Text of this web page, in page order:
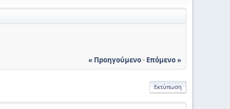
« Προηγούμενο- Επόμενο »
Εκτύπωση